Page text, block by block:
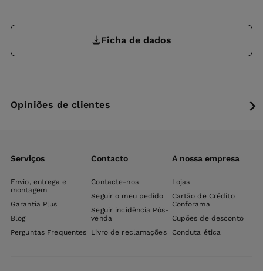
Ficha de dados
Opiniões de clientes
Serviços
Envio, entrega e
montagem
Garantia Plus
Blog
Perguntas Frequentes
Contacto
Contacte-nos
Seguir o meu pedido
Seguir incidência Pós-
venda
Livro de reclamações
A nossa empresa
Lojas
Cartão de Crédito
Conforama
Cupões de desconto
Conduta ética